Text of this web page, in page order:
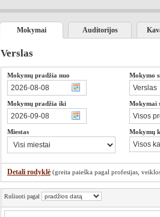
Mokymai Auditorijos
Verslas
Mokymų pradžia nuo
Mokymų pradžia iki
Miestas
Mokymo
Mokymai
Mokymų
Detali rodyklė (greita paieška pagal profesijas,
Rušiuoti pagal